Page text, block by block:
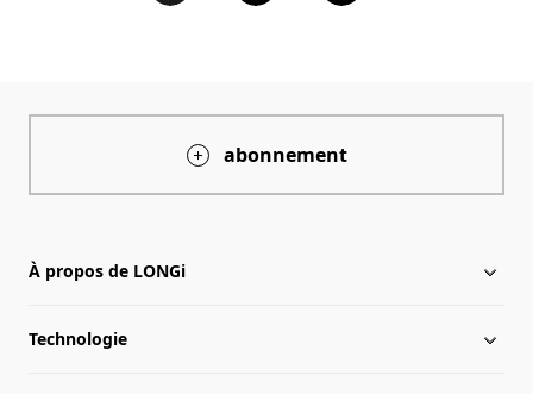
abonnement
À propos de LONGi
À propos de LONGi
Technologie